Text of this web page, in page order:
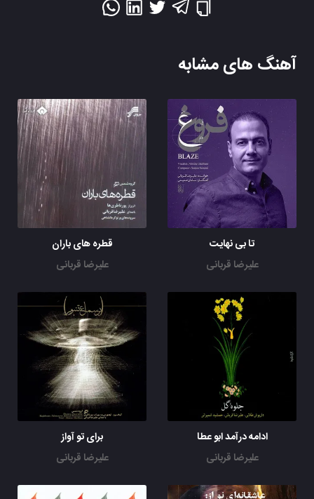
آهنگ های مشابه
تا بی نهایت
علیرضا قربانی
قطره های باران
علیرضا قربانی
ادامه درآمد ابو عطا
علیرضا قربانی
برای تو آواز
علیرضا قربانی